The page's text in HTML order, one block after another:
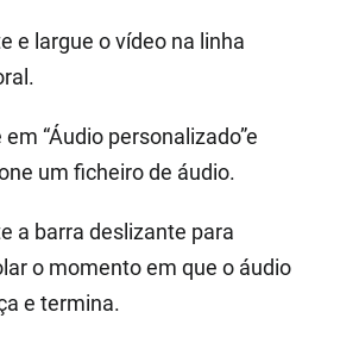
e largue o vídeo na linha
em “Áudio personalizado”e
um ficheiro de áudio.
a barra deslizante para
o momento em que o áudio
e termina.